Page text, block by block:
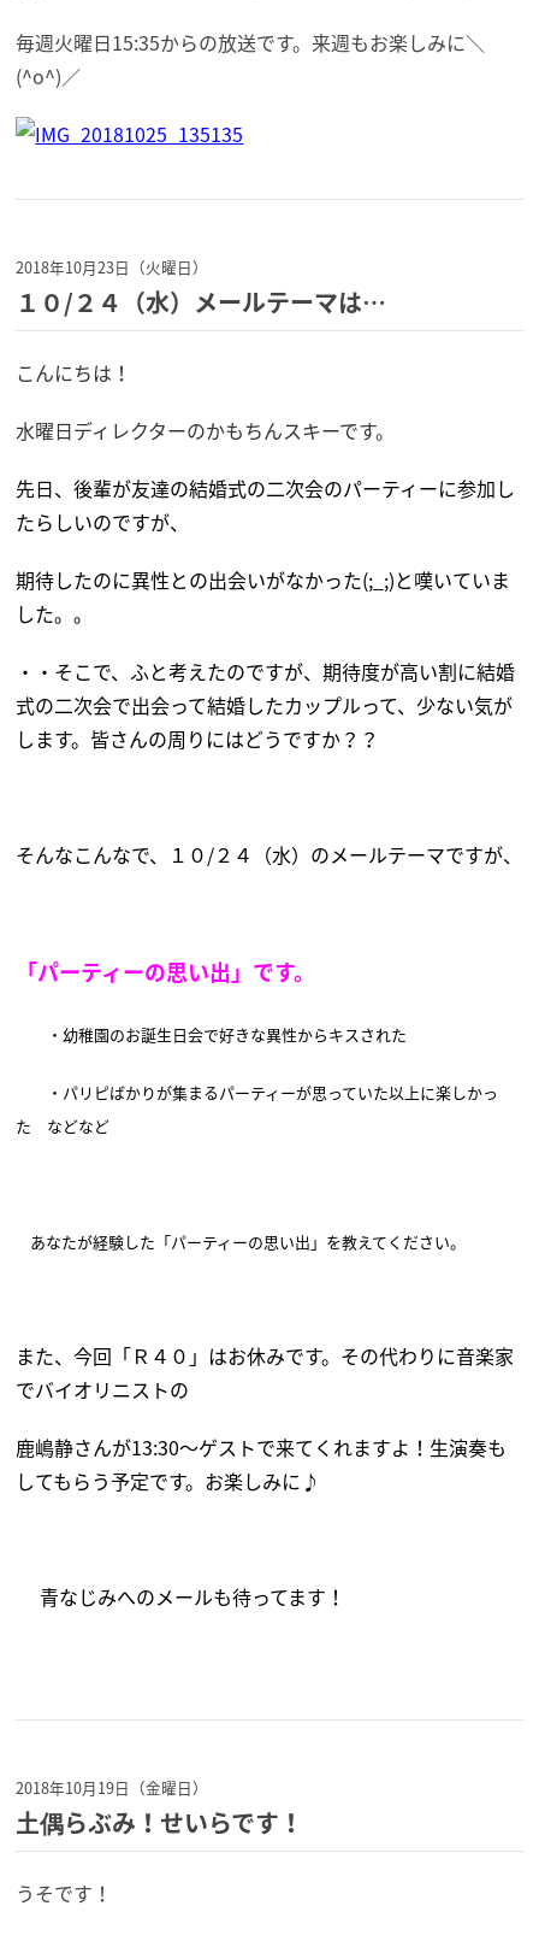
毎週火曜日15:35からの放送です。来週もお楽しみに＼
(^o^)／
2018年10月23日（火曜日）
１０/２４（水）メールテーマは…
こんにちは！
水曜日ディレクターのかもちんスキーです。
先日、後輩が友達の結婚式の二次会のパーティーに参加し
たらしいのですが、
期待したのに異性との出会いがなかった(;_;)と嘆いていま
した。。
・・そこで、ふと考えたのですが、期待度が高い割に結婚
式の二次会で出会って結婚したカップルって、少ない気が
します。皆さんの周りにはどうですか？？
そんなこんなで、１０/２４（水）のメールテーマですが、
「パーティーの思い出」です。
・幼稚園のお誕生日会で好きな異性からキスされた
・パリピばかりが集まるパーティーが思っていた以上に楽しかっ
た
などなど
あなたが経験した「パーティーの思い出」 を教えてください。
また、今回「Ｒ４０」はお休みです。その代わりに音楽家
でバイオリニストの
鹿嶋静さんが13:30～ゲストで来てくれますよ！生演奏も
してもらう予定です。お楽しみに♪
青なじみへのメールも待ってます！
2018年10月19日（金曜日）
土偶らぶみ！せいらです！
うそです！